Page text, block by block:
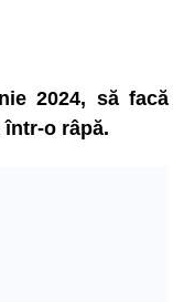
2024, să facă
o râpă.